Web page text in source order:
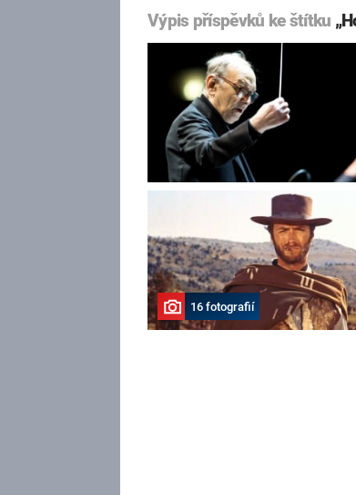
Výpis příspěvků ke štítku
16 fotografií